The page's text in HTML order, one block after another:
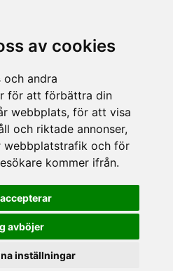
av cookies
och andra
för att förbättra din
webbplats, för att visa
och riktade annonser,
webbplatstrafik och för
kommer ifrån.
avböjer
inställningar